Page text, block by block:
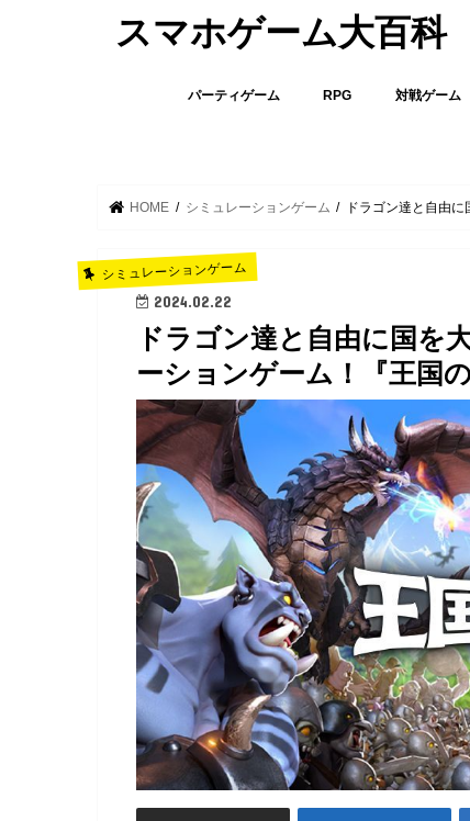
スマホゲーム大百科
パーティゲーム RPG 対戦ゲーム
HOME シミュレーションゲーム ドラゴン達と自由
シミュレーションゲーム
2024.02.22
ドラゴン達と自由に国を
ーションゲーム！『王国